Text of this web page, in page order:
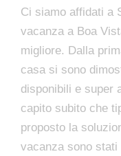
Ci siamo affidati a
vacanza a Boa
migliore. Dalla
casa si sono
disponibili e super
capito subito che
proposto la
vacanza sono